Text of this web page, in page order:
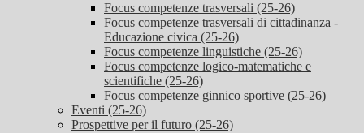
Focus competenze trasversali (25-26)
Focus competenze trasversali di cittadinanza -
Educazione civica (25-26)
Focus competenze linguistiche (25-26)
Focus competenze logico-matematiche e
scientifiche (25-26)
Focus competenze ginnico sportive (25-26)
Eventi (25-26)
Prospettive per il futuro (25-26)